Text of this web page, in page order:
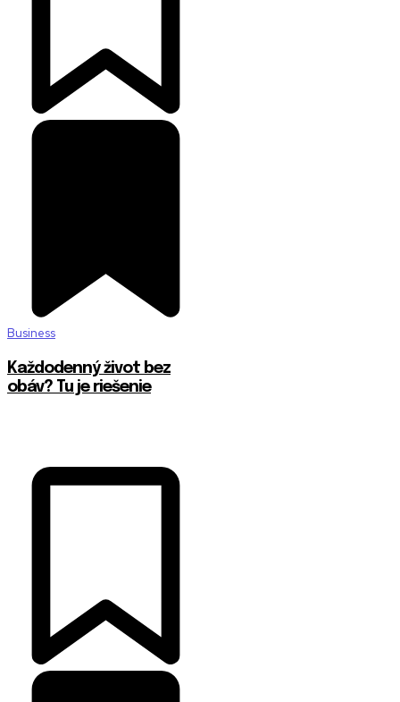
Business
Každodenný život bez
obáv? Tu je riešenie